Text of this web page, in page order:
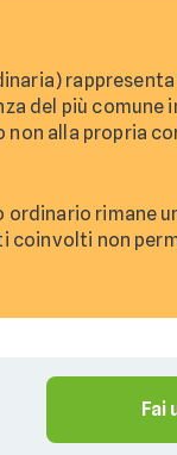
del più comune
alla propria
ordinario rimane
coinvolti non
Fai